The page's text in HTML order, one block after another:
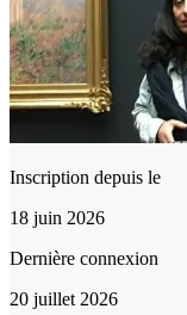
Inscription depuis le
18 juin 2026
Dernière connexion
20 juillet 2026